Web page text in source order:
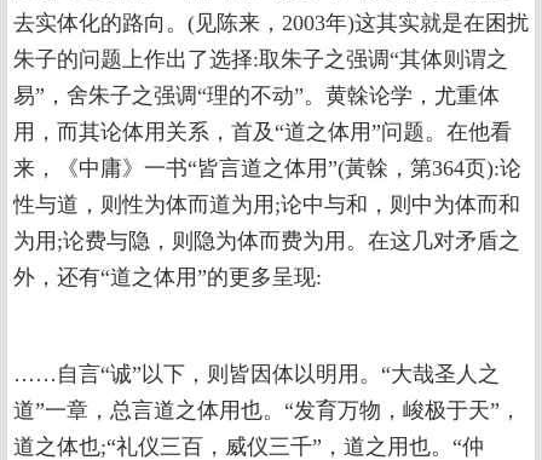
去实体化的路向。(见陈来，2003年)这其实就是在困扰
朱子的问题上作出了选择:取朱子之强调“其体则谓之
易”，舍朱子之强调“理的不动”。黄榦论学，尤重体
用，而其论体用关系，首及“道之体用”问题。在他看
来，《中庸》一书“皆言道之体用”(黃榦，第364页):论
性与道，则性为体而道为用;论中与和，则中为体而和
为用;论费与隐，则隐为体而费为用。在这几对矛盾之
外，还有“道之体用”的更多呈现:
……自言“诚”以下，则皆因体以明用。“大哉圣人之
道”一章，总言道之体用也。“发育万物，峻极于天”，
道之体也;“礼仪三百，威仪三千”，道之用也。“仲